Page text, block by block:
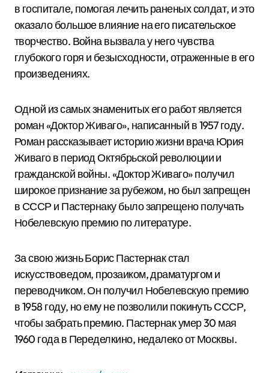
в госпитале, помогая лечить раненых солдат, и это
оказало большое влияние на его писательское
творчество. Война вызвала у него чувства
глубокого горя и безысходности, отраженные в его
произведениях.
Одной из самых знаменитых его работ является
роман «Доктор Живаго», написанный в 1957 году.
Роман рассказывает историю жизни врача Юрия
Живаго в период Октябрьской революции и
гражданской войны. «Доктор Живаго» получил
широкое признание за рубежом, но был запрещен
в СССР и Пастернаку было запрещено получать
Нобелевскую премию по литературе.
За свою жизнь Борис Пастернак стал
искусствоведом, прозаиком, драматургом и
переводчиком. Он получил Нобелевскую премию
в 1958 году, но ему не позволили покинуть СССР,
чтобы забрать премию. Пастернак умер 30 мая
1960 года в Переделкино, недалеко от Москвы.